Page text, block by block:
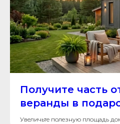
Получите часть
веранды в
Увеличьте полезную площадь